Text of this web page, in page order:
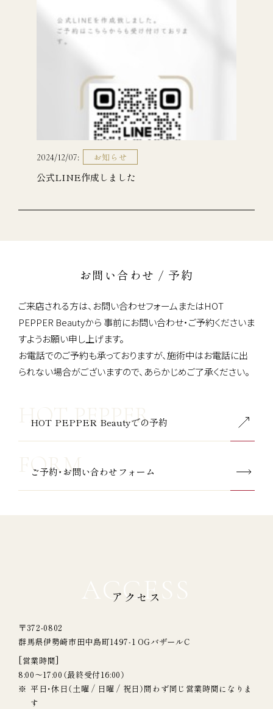
2024/12/07 お知らせ
公式LINE作成しました
お問い合わせ / 予約
ご来店される方は、お問い合わせフォームまたはHOT
PEPPER Beautyから 事前にお問い合わせ・ご予約くださいま
すようお願い申し上げます。
お電話でのご予約も承っておりますが、施術中はお電話に出
られない場合がございますので、あらかじめご了承ください。
HOT PEPPER Beautyでの予約
ご予約・お問い合わせフォーム
ACCESS
アクセス
〒372-0802
群馬県伊勢崎市田中島町1497-1 OGバザールC
[営業時間]
8:00～17:00（最終受付16:00）
平日・休日（土曜 / 日曜 / 祝日）問わず同じ営業時間になりま
す